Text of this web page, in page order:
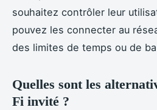
souhaitez contrôler leur
pouvez les connecter au
des limites de temps ou de
Quelles sont les
Fi invité ?